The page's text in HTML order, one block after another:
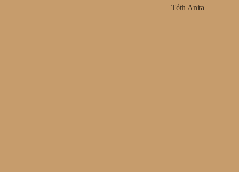
Tóth Anita